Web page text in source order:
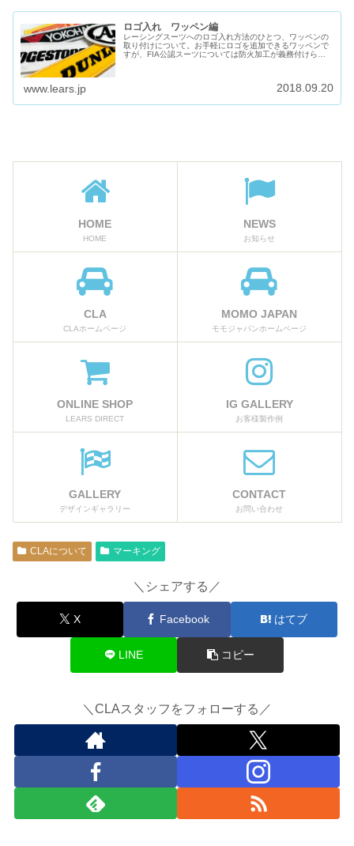
ロゴ入れ ワッペン編
レーシングスーツへのロゴ入れ方法のひとつ、ワッペンの
取り付けについて。お手軽にロゴを追加できるワッペンで
すが、FIA公認スーツについては防火加工が義務付けられ
www.lears.jp 2018.09.20
HOME
HOME
NEWS
お知らせ
CLA
CLAホームページ
MOMO JAPAN
モモジャパンホームページ
ONLINE SHOP
LEARS DIRECT
IG GALLERY
お客様製作例
GALLERY
デザインギャラリー
CONTACT
お問い合わせ
CLAについて マーキング
＼シェアする／
X Facebook はてブ
LINE コピー
＼CLAスタッフをフォローする／